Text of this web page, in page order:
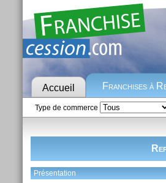
Accueil Franchises à
Type de commerce
Présentation